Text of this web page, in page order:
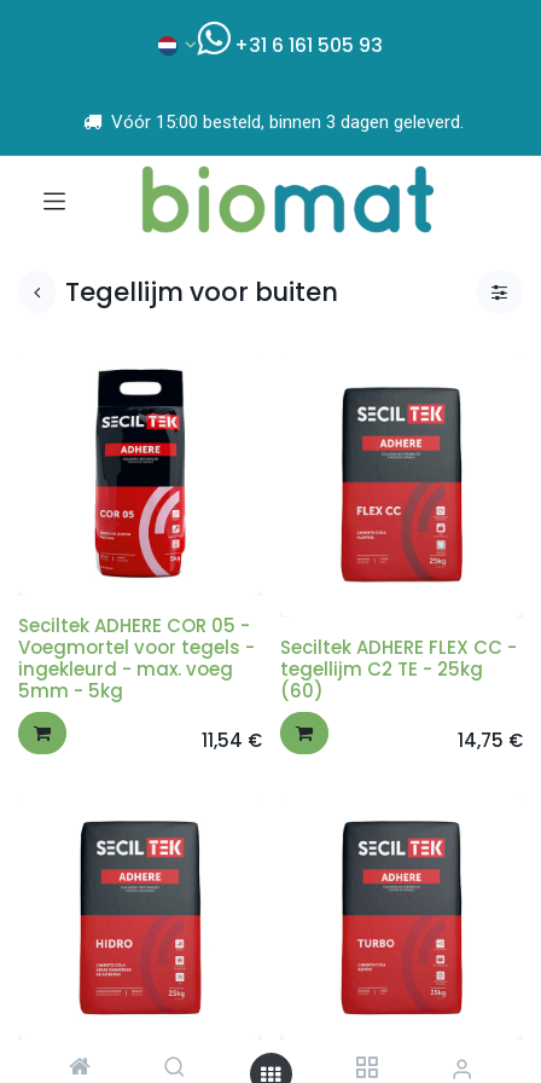
+31 6 161 505 93
Vóór 15:00 besteld, binnen 3 dagen geleverd.
Tegellijm voor buiten
Seciltek ADHERE COR 05 -
Voegmortel voor tegels -
ingekleurd - max. voeg
5mm - 5kg
11,54 €
Seciltek ADHERE FLEX CC -
tegellijm C2 TE - 25kg
(60)
14,75 €
Seciltek ADHERE HIDRO -
Seciltek ADHERE TURBO -